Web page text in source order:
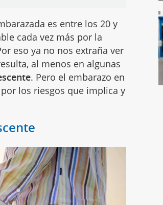
es entre los 20 y
cada vez más por la
eso ya no nos extraña ver
al menos en algunas
. Pero el embarazo en
los riesgos que implica y